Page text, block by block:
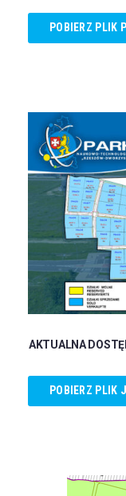
POBIERZ PLIK
AKTUALNA
POBIERZ PLIK